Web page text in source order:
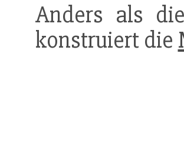
Anders als
konstruiert die